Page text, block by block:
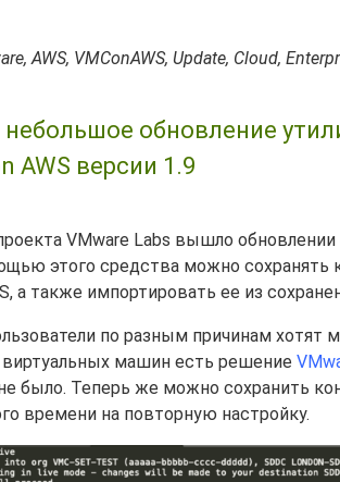
AWS, VMConAWS, Update, Cloud,
обновление
AWS версии 1.9
VMware Labs вышло
этого средства можно сохранять
а также импортировать ее из
по разным причинам хотят
машин есть решение
было. Теперь же можно сохранить
времени на повторную настройку.